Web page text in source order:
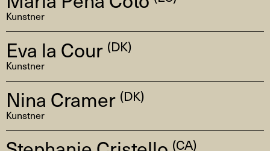
Kunstner
Eva la Cour (DK)
Kunstner
Nina Cramer (DK)
Kunstner
(CA)